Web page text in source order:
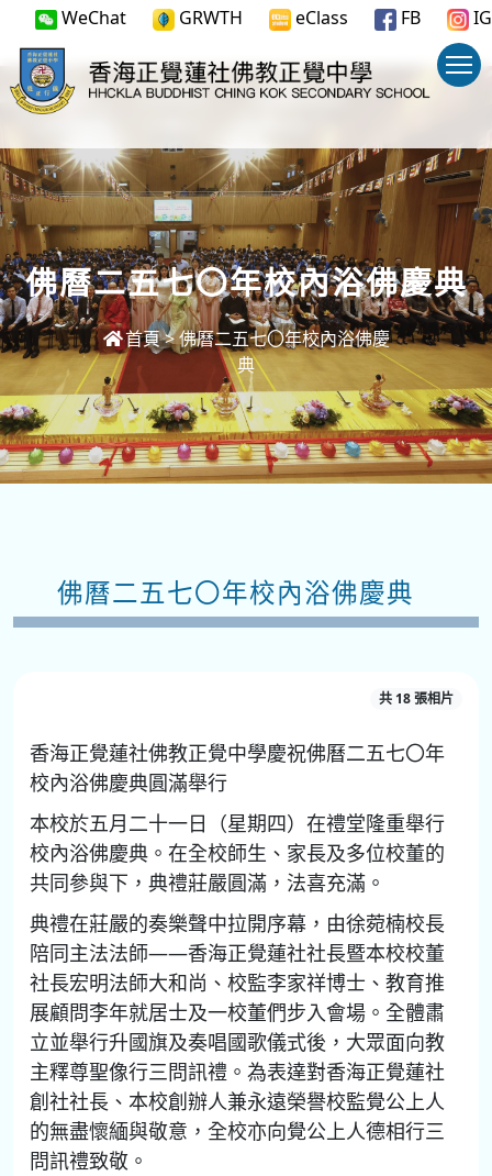
WeChat GRWTH eClass FB IG
佛曆二五七〇年校內浴佛慶典
首頁> 佛曆二五七〇年校內浴佛慶
典
佛曆二五七〇年校內浴佛慶典
共 18 張相片
香海正覺蓮社佛教正覺中學慶祝佛曆二五七〇年
校內浴佛慶典圓滿舉行
本校於五月二十一日（星期四）在禮堂隆重舉行
校內浴佛慶典。在全校師生、家長及多位校董的
共同參與下，典禮莊嚴圓滿，法喜充滿。
典禮在莊嚴的奏樂聲中拉開序幕，由徐菀楠校長
陪同主法法師——香海正覺蓮社社長暨本校校董
社長宏明法師大和尚、校監李家祥博士、教育推
展顧問李年就居士及一校董們步入會場。全體肅
立並舉行升國旗及奏唱國歌儀式後，大眾面向教
主釋尊聖像行三問訊禮。為表達對香海正覺蓮社
創社社長、本校創辦人兼永遠榮譽校監覺公上人
的無盡懷緬與敬意，全校亦向覺公上人德相行三
問訊禮致敬。